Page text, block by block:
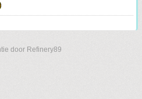
door Refinery89